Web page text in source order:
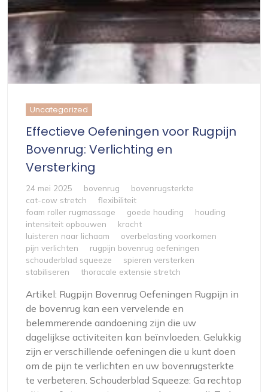
Uncategorized
Effectieve Oefeningen voor Rugpijn
Bovenrug: Verlichting en
Versterking
24 mei 2025 bovenrug
bovenrugsterkte
cat-cow stretch
flexibiliteit
foam roller rugmassage
goede houding
houding
intensiteit opbouwen
kracht
luisteren naar lichaam
overbelasting voorkomen
pijn verlichten
rugpijn bovenrug oefeningen
schouderblad squeeze
spieren versterken
stabiliseren
thoracale extensie stretch
Artikel: Rugpijn Bovenrug Oefeningen Rugpijn in
de bovenrug kan een vervelende en
belemmerende aandoening zijn die uw
dagelijkse activiteiten kan beïnvloeden. Gelukkig
zijn er verschillende oefeningen die u kunt doen
om de pijn te verlichten en uw bovenrugsterkte
te verbeteren. Schouderblad Squeeze: Ga rechtop